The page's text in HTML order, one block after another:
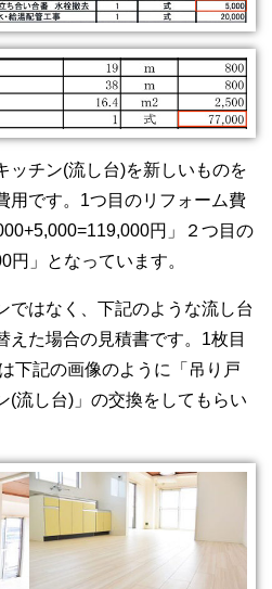
ッチン(流し台)を新しいものを
用です。1つ目のリフォーム費
円」２つ目の
円」となっています。
ではなく、下記のような流し台
えた場合の見積書です。1枚目
下記の画像のように「吊り戸
(流し台)」の交換をしてもらい